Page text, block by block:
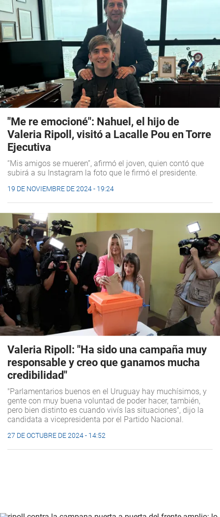
"Me re emocioné": Nahuel, el hijo de
Valeria Ripoll, visitó a Lacalle Pou en Torre
Ejecutiva
“Mis amigos se mueren”, afirmó el joven, quien contó que
subirá a su Instagram la foto que le firmó el presidente.
19 DE NOVIEMBRE DE 2024 - 19:24
Valeria Ripoll: "Ha sido una campaña muy
responsable y creo que ganamos mucha
credibilidad"
"Parlamentarios buenos en el Uruguay hay muchísimos, y
gente con muy buena voluntad de poder hacer, también,
pero bien distinto es cuando vivís las situaciones", dijo la
candidata a vicepresidenta por el Partido Nacional.
27 DE OCTUBRE DE 2024 - 14:52